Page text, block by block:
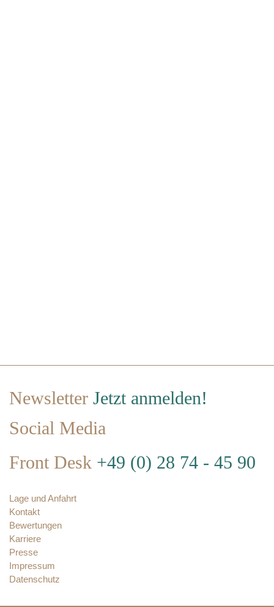
Lage und Anfahrt
Kontakt
Bewertungen
Karriere
Presse
Impressum
Datenschutz
Newsletter Jetzt anmelden!
Social Media
Front Desk +49 (0) 28 74 - 45 90